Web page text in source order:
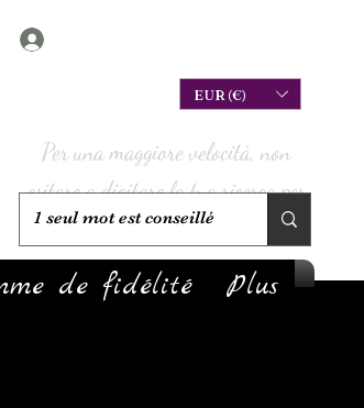
EUR (€)
de fidélité Plus
Per una maggiore velocità, non
esitare a digitare la tua ricerca per
verificare se è disponibile!